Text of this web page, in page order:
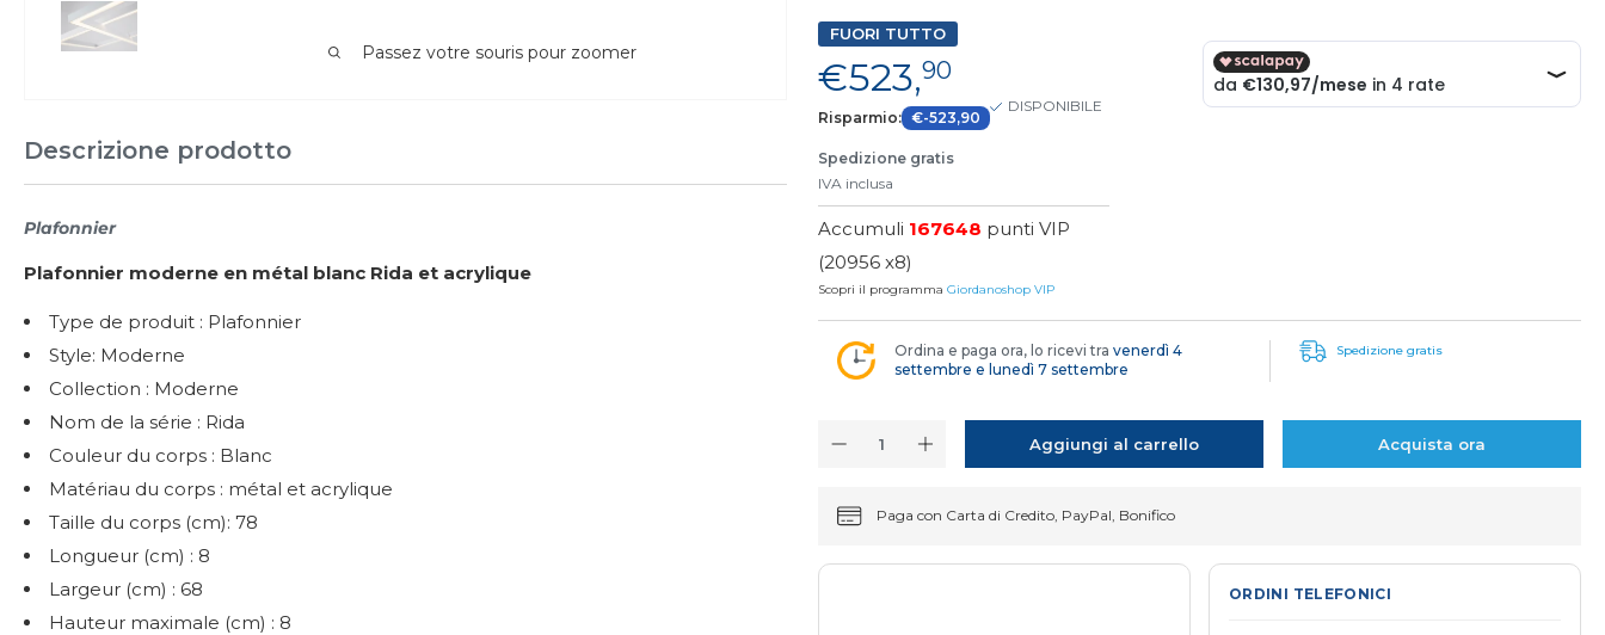
Passez votre souris pour zoomer
Descrizione prodotto
Plafonnier
Plafonnier moderne en métal blanc Rida et acrylique
Type de produit : Plafonnier
Style: Moderne
Collection : Moderne
Nom de la série : Rida
Couleur du corps : Blanc
Matériau du corps : métal et acrylique
Taille du corps (cm): 78
Longueur (cm) : 8
Largeur (cm) : 68
Hauteur maximale (cm) : 8
FUORI TUTTO
€523,90
Risparmio: €-523,90
DISPONIBILE
Spedizione gratis
IVA inclusa
Accumuli 167648 punti VIP
(20956 x8)
Scopri il programmaGiordanoshop VIP
Ordina e paga ora, lo ricevi travenerdì 4
settembre e lunedì 7 settembre
Spedizione gratis
Aggiungi al carrello Acquista ora
Paga con Carta di Credito, PayPal, Bonifico
ORDINI TELEFONICI